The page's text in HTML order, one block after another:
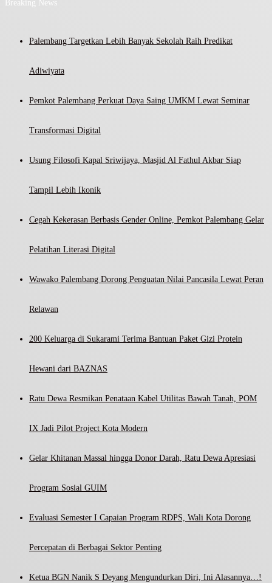
Breaking News
Palembang Targetkan Lebih Banyak Sekolah Raih Predikat
Adiwiyata
Pemkot Palembang Perkuat Daya Saing UMKM Lewat Seminar
Transformasi Digital
Usung Filosofi Kapal Sriwijaya, Masjid Al Fathul Akbar Siap
Tampil Lebih Ikonik
Cegah Kekerasan Berbasis Gender Online, Pemkot Palembang Gelar
Pelatihan Literasi Digital
Wawako Palembang Dorong Penguatan Nilai Pancasila Lewat Peran
Relawan
200 Keluarga di Sukarami Terima Bantuan Paket Gizi Protein
Hewani dari BAZNAS
Ratu Dewa Resmikan Penataan Kabel Utilitas Bawah Tanah, POM
IX Jadi Pilot Project Kota Modern
Gelar Khitanan Massal hingga Donor Darah, Ratu Dewa Apresiasi
Program Sosial GUIM
Evaluasi Semester I Capaian Program RDPS, Wali Kota Dorong
Percepatan di Berbagai Sektor Penting
Ketua BGN Nanik S Deyang Mengundurkan Diri, Ini Alasannya…!